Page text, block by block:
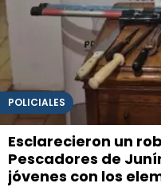
POLICIALES
Esclarecieron un
Pescadores de
jóvenes con los